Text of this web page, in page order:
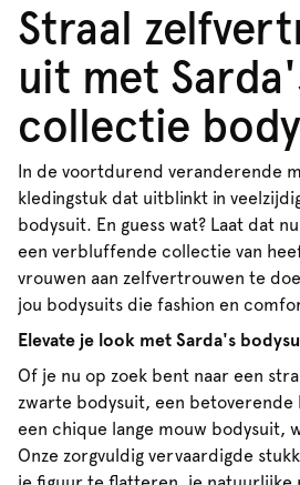
Straal
uit met
collectie
In de voortdurend veranderende
kledingstuk dat uitblinkt in
bodysuit. En guess wat? Laat dat
een verbluffende collectie van
vrouwen aan zelfvertrouwen te
jou bodysuits die fashion en
Elevate je look met Sarda's
Of je nu op zoek bent naar een
zwarte bodysuit, een betoverende
een chique lange mouw bodysuit,
Onze zorgvuldig vervaardigde